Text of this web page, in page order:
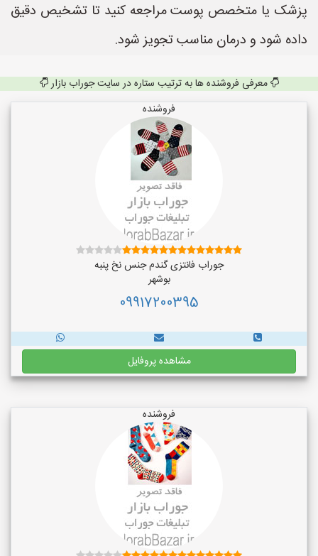
پزشک یا متخصص پوست مراجعه کنید تا تشخیص دقیق
داده شود و درمان مناسب تجویز شود.
معرفی فروشنده ها به ترتیب ستاره در سایت جوراب بازار
فروشنده
جوراب فانتزی گندم جنس نخ پنبه
بوشهر
09917200395
مشاهده پروفایل
فروشنده